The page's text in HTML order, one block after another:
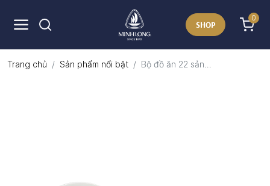
SHOP
0
Trang chủ Sản phẩm nổi bật Bộ đồ ăn 22 sản...